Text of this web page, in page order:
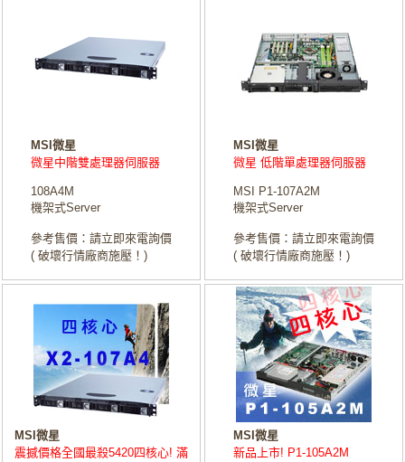
MSI微星
微星中階雙處理器伺服器
108A4M
機架式Server
參考售價：請立即來電詢價
( 破壞行情廠商施壓！)
MSI微星
微星 低階單處理器伺服器
MSI P1-107A2M
機架式Server
參考售價：請立即來電詢價
( 破壞行情廠商施壓！)
MSI微星
震撼價格全國最殺5420四核心! 滿
MSI微星
新品上市! P1-105A2M